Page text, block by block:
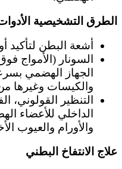
الطرق التشخيصية
أشعة البطن لتأكيد
السونار (الأمواج
الجهاز الهضمي
والكيسات وغيرها
التنظير القولوني،
الداخلي للأعضاء
والأورام والعيوب
علاج الانتفاخ البطني